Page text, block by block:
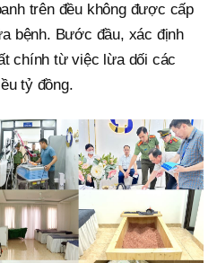
trên đều không được cấp
bệnh. Bước đầu, xác định
chính từ việc lừa dối các
tỷ đồng.